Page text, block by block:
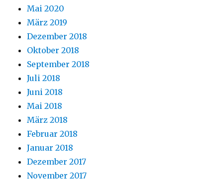
Mai 2020
März 2019
Dezember 2018
Oktober 2018
September 2018
Juli 2018
Juni 2018
Mai 2018
März 2018
Februar 2018
Januar 2018
Dezember 2017
November 2017